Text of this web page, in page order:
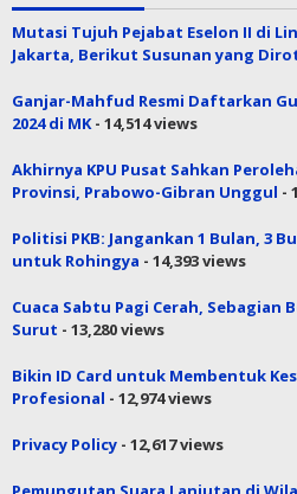
Mutasi Tujuh Pejabat Eselon II di
Jakarta, Berikut Susunan yang
Ganjar-Mahfud Resmi Daftarkan
2024 di MK- 14,514 views
Akhirnya KPU Pusat Sahkan
Provinsi, Prabowo-Gibran Unggul -
Politisi PKB: Jangankan 1 Bulan, 3
untuk Rohingya - 14,393 views
Cuaca Sabtu Pagi Cerah, Sebagian
Surut - 13,280 views
Bikin ID Card untuk Membentuk
Profesional - 12,974 views
Privacy Policy - 12,617 views